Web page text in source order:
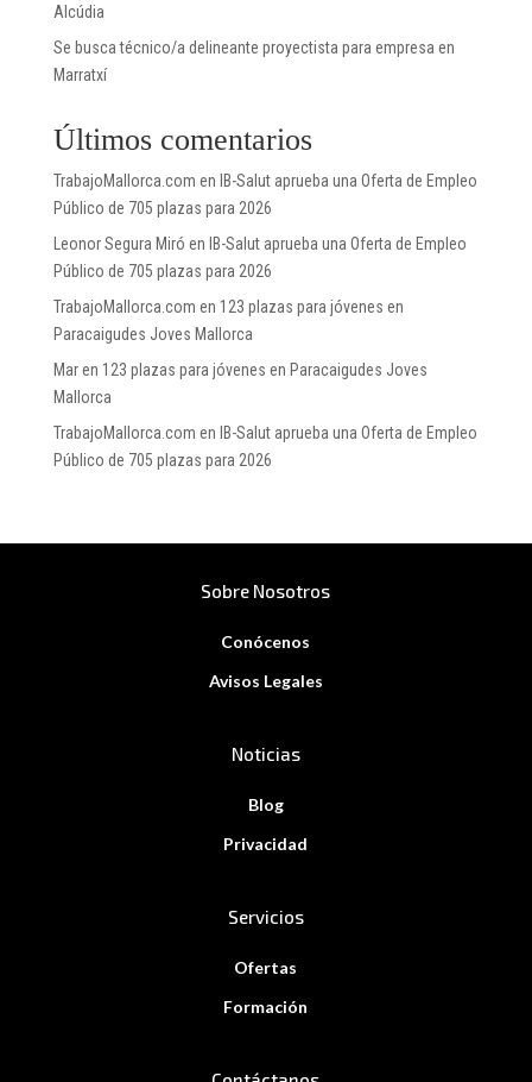
Alcúdia
Se busca técnico/a delineante proyectista para empresa en
Marratxí
Últimos comentarios
TrabajoMallorca.com en IB-Salut aprueba una Oferta de Empleo
Público de 705 plazas para 2026
Leonor Segura Miró en IB-Salut aprueba una Oferta de Empleo
Público de 705 plazas para 2026
TrabajoMallorca.com en 123 plazas para jóvenes en
Paracaigudes Joves Mallorca
Maren 123 plazas para jóvenes en Paracaigudes Joves
Mallorca
TrabajoMallorca.com en IB-Salut aprueba una Oferta de Empleo
Público de 705 plazas para 2026
Sobre Nosotros
Conócenos
Avisos Legales
Noticias
Blog
Privacidad
Servicios
Ofertas
Formación